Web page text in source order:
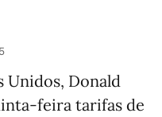
Unidos, Donald
feira tarifas de